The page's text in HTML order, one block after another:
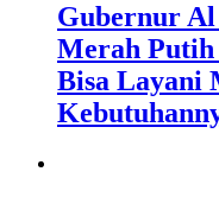
Gubernur
Merah Putih
Bisa Layani